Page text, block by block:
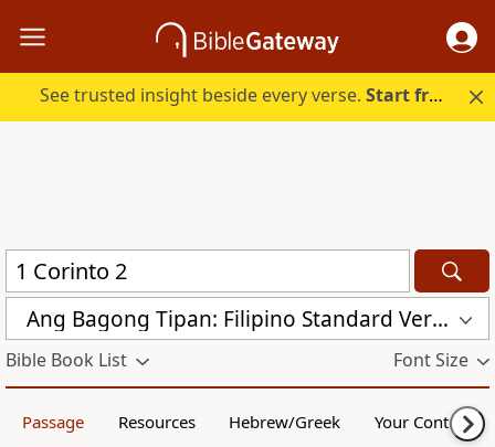
See trusted insight beside every verse.Start free.
Ang Bagong Tipan: Filipino Standard Version (FSV)
Bible Book List Font Size
Passage Resources Hebrew/Greek Your Content